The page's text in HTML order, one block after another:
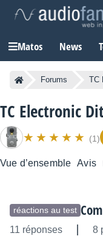
Matos News
Forums TC
TC Electronic
(1)
Vue d’ensemble Avis
réactions au test
11 réponses 8